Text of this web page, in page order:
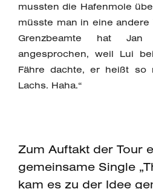
mussten die Hafenmole
müsste man in eine
Grenzbeamte hat
angesprochen, weil Lui
Fähre dachte, er heißt so
Lachs. Haha.“
Zum Auftakt der Tour
gemeinsame Single
kam es zu der Idee